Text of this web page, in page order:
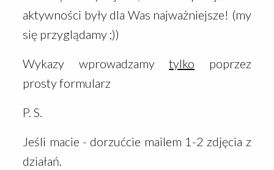
aktywności były dla Was najważniejsze! (my
się przyglądamy ;))
Wykazy wprowadzamytylko poprzez
prostyformularz
P. S.
Jeśli macie - dorzućcie mailem 1-2 zdjęcia z
działań.